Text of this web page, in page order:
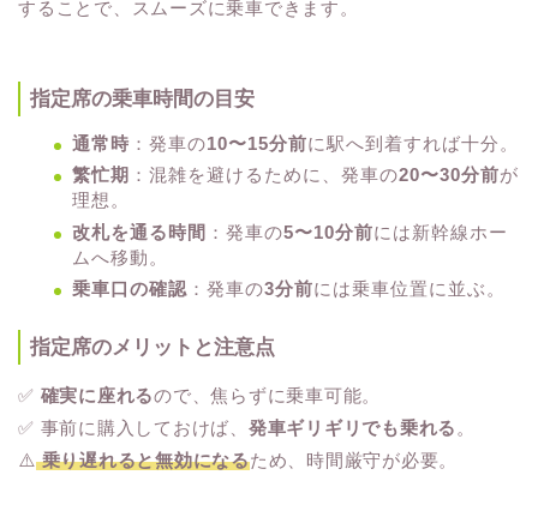
することで、スムーズに乗車できます。
指定席の乗車時間の目安
通常時 ：発車の10〜15分前に駅へ到着すれば十分。
繁忙期 ：混雑を避けるために、発車の20〜30分前が
理想。
改札を通る時間 ：発車の5〜10分前には新幹線ホー
ムへ移動。
乗車口の確認 ：発車の3分前には乗車位置に並ぶ。
指定席のメリットと注意点
✅ 確実に座れるので、焦らずに乗車可能。
✅ 事前に購入しておけば、 発車ギリギリでも乗れる。
⚠️乗り遅れると無効になるため、時間厳守が必要。